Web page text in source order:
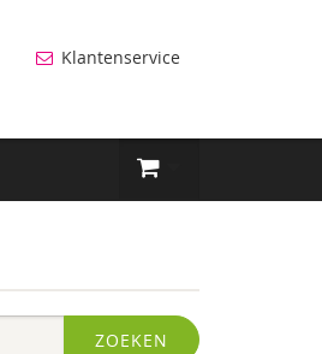
Klantenservice
ZOEKEN